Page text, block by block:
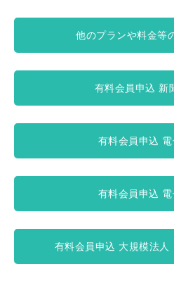
他のプランや料金等
有料会員申込 新
有料会員申込
有料会員申込
有料会員申込 大規模法人